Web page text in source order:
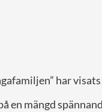
har
en mängd